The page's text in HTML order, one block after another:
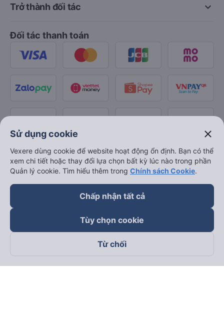
keyboard_arrow_down
Trở thành đối tác
Đối tác thanh toán
Theo dõi chúng tôi trên
Sử dụng cookie close
Vexere dùng cookie để website hoạt động ổn định. Bạn có thể
xem chi tiết hoặc thay đổi lựa chọn bất kỳ lúc nào trong phần
Quản lý cookie. Tìm hiểu thêm trong Chính sách Cookie.
Chấp nhận tất cả
Tùy chọn cookie
Từ chối